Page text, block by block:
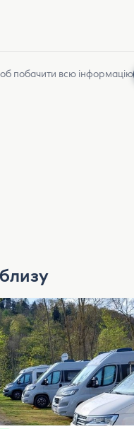
побачити всю інформацію